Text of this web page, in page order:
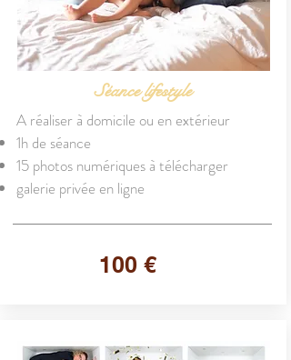
Séance lifestyle
A réaliser à domicile ou en extérieur
1h de séance
15 photos numériques à télécharger
galerie privée en ligne
100 €